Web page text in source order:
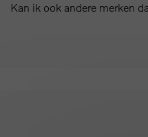
Kan ik ook andere merken